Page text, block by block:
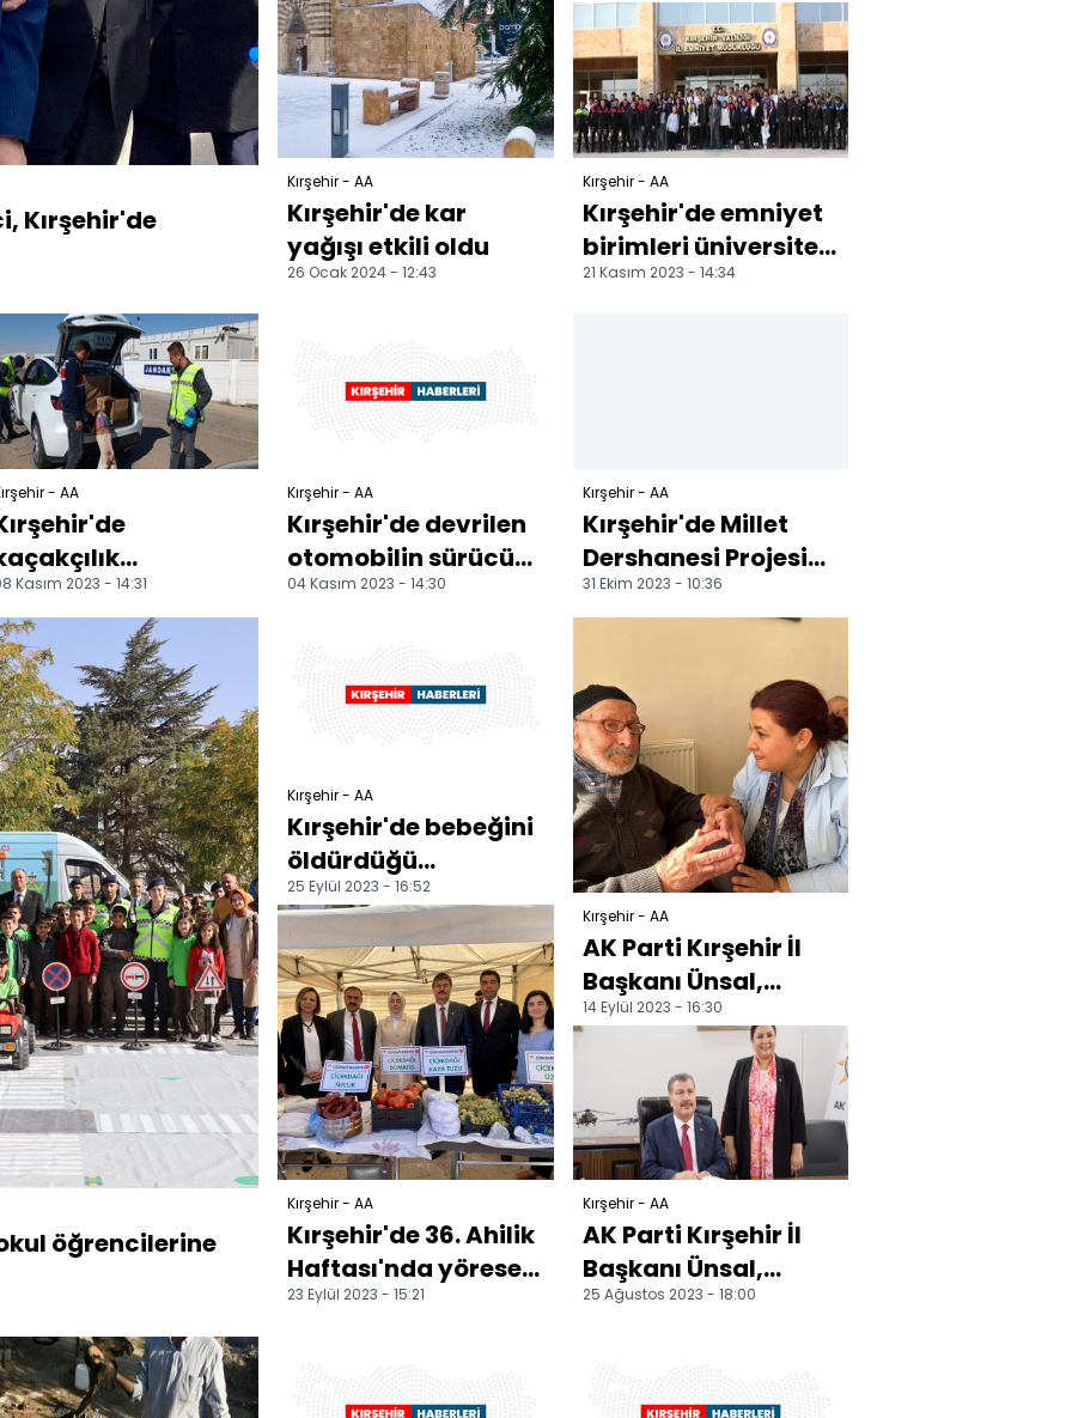
Kırşehir'de
Kırşehir - AA
Kırşehir'de kar
yağışı etkili oldu
26 Ocak 2024 - 12:43
değerlendirildi
Kırşehir - AA
Kırşehir'de emniyet
birimleri üniversite
öğrencilerine
21 Kasım 2023 - 14:34
- AA
Kasım 2023 - 14:31
Kırşehir - AA
Kırşehir'de devrilen
otomobilin sürücüsü
öldü
04 Kasım 2023 - 14:30
Kırşehir - AA
Kırşehir'de Millet
Dershanesi Projesi
başlatıldı
31 Ekim 2023 - 10:36
öğrencilerine
Kırşehir - AA
Kırşehir'de bebeğini
öldürdüğü
iddiasıyla
yargılanan kadın
ağırlaştırılmış...
25 Eylül 2023 - 16:52
Kırşehir - AA
Kırşehir'de 36. Ahilik
Haftası'nda yöresel
lezzetler sergilendi
23 Eylül 2023 - 15:21
Kırşehir - AA
AK Parti Kırşehir İl
Başkanı Ünsal,
huzurevi sakinleri ve
sanayicilerle bul...
14 Eylül 2023 - 16:30
Kırşehir - AA
AK Parti Kırşehir İl
Başkanı Ünsal,
sağlık yatırımları
25 Ağustos 2023 - 18:00